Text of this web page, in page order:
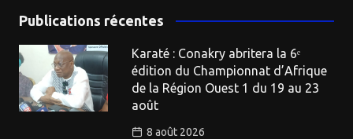
Publications récentes
Karaté : Conakry abritera la 6ᵉ
édition du Championnat d’Afrique
de la Région Ouest 1 du 19 au 23
août
8 août 2026